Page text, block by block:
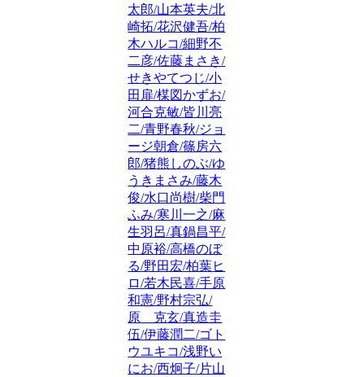
太郎/山本英夫/北
崎拓/花沢健吾/柏
木ハルコ/細野不
二彦/佐藤まさき/
せきやてつじ/小
田扉/楳図かずお/
河合克敏/皆川亮
二/青野春秋/ジョ
ージ朝倉/篠房六
郎/猪熊しのぶ/ゆ
うきまさみ/藤木
俊/水口尚樹/柴門
ふみ/寒川一之/麻
生羽呂/真鍋昌平/
中原裕/高橋のぼ
る/野田宏/柏葉ヒ
ロ/若木民喜/手原
和憲/野村宗弘/
原 克玄/真造圭
伍/伊藤潤二/ゴト
ウユキコ/浅野い
にお/西炯子/片山